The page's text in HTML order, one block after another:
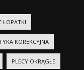
ŁOPATKI
KOREKCYJNA
PLECY OKRĄGŁE